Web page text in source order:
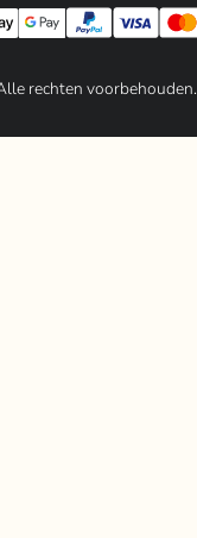
rechten voorbehouden.